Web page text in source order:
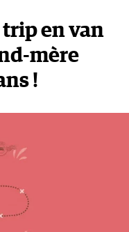
trip en van
mère
!